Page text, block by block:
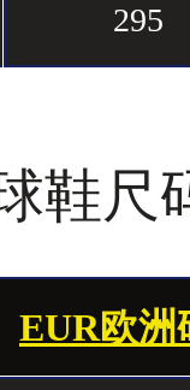
295
鞋尺
EUR欧洲